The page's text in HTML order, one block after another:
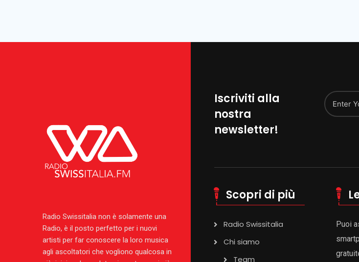
Iscriviti alla
nostra
newsletter!
Radio Swissitalia non è solamente una
Radio, è il posto perfetto per i nuovi
artisti per far conoscere la loro musica
agli ascoltatori che vogliono qualcosa in
Scopri di più
Radio Swissitalia
Chi siamo
Team
Puoi